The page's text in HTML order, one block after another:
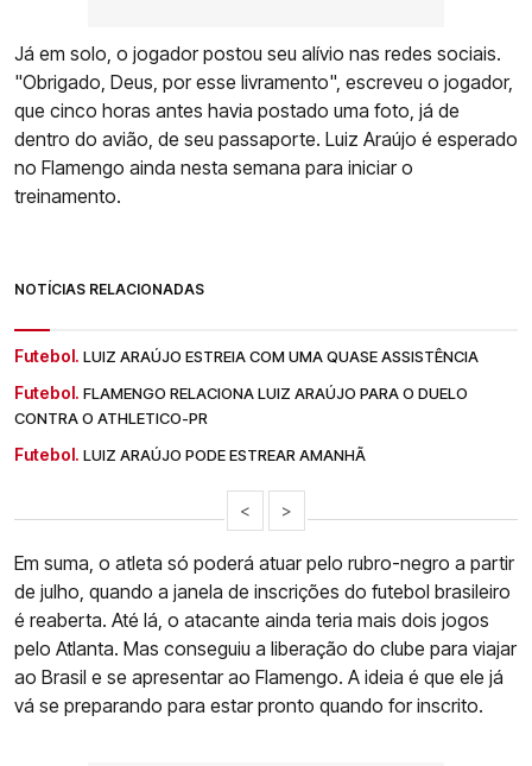
Já em solo, o jogador postou seu alívio nas redes sociais.
"Obrigado, Deus, por esse livramento", escreveu o jogador,
que cinco horas antes havia postado uma foto, já de
dentro do avião, de seu passaporte. Luiz Araújo é esperado
no Flamengo ainda nesta semana para iniciar o
treinamento.
NOTÍCIAS RELACIONADAS
Futebol. LUIZ ARAÚJO ESTREIA COM UMA QUASE ASSISTÊNCIA
Futebol. FLAMENGO RELACIONA LUIZ ARAÚJO PARA O DUELO
CONTRA O ATHLETICO-PR
Futebol. LUIZ ARAÚJO PODE ESTREAR AMANHÃ
< >
Em suma, o atleta só poderá atuar pelo rubro-negro a partir
de julho, quando a janela de inscrições do futebol brasileiro
é reaberta. Até lá, o atacante ainda teria mais dois jogos
pelo Atlanta. Mas conseguiu a liberação do clube para viajar
ao Brasil e se apresentar ao Flamengo. A ideia é que ele já
vá se preparando para estar pronto quando for inscrito.